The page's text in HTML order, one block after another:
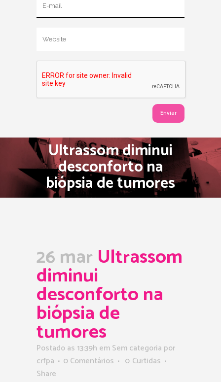
Ultrassom diminui
desconforto na
biópsia de tumores
26 marUltrassom
diminui
desconforto na
biópsia de
tumores
Postado as 13:39h em Sem categoria por
crfpa
0 Comentários 0 Curtidas
Share